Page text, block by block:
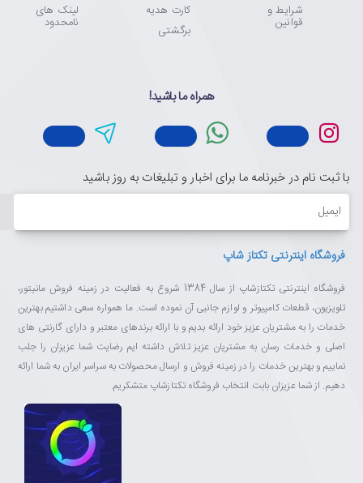
شرایط و
قوانین
کارت هدیه
برگشتی
لینک های
نامحدود
همراه ما باشید!
با ثبت نام در خبرنامه ما برای اخبار و تبلیغات به روز باشید
ایمیل
فروشگاه اینترنتی تکتاز شاپ
فروشگاه اینترنتی تکتازشاپ از سال 1384 شروع به فعالیت در زمینه فروش مانیتور،
تلویزیون، قطعات کامپیوتر و لوازم جانبی آن نموده است. ما همواره سعی داشتیم بهترین
خدمات را به مشتریان عزیز خود ارائه بدیم و با ارائه برندهای معتبر و دارای گارنتی های
اصلی و خدمات رسان به مشتریان عزیز تلاش داشته ایم رضایت شما عزیزان را جلب
نماییم و بهترین خدمات را در زمینه فروش و ارسال محصولات به سراسر ایران به شما ارائه
دهیم. از شما عزیزان بابت انتخاب فروشگاه تکتازشاپ متشکریم.